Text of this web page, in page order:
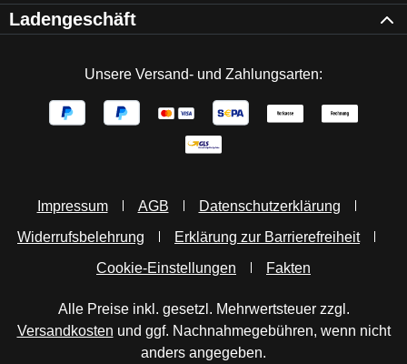
Ladengeschäft
Unsere Versand- und Zahlungsarten:
Impressum AGB
Datenschutzerklärung
Widerrufsbelehrung
Erklärung zur Barrierefreiheit
Cookie-Einstellungen
Fakten
Alle Preise inkl. gesetzl. Mehrwertsteuer zzgl.
Versandkosten und ggf. Nachnahmegebühren, wenn nicht
anders angegeben.